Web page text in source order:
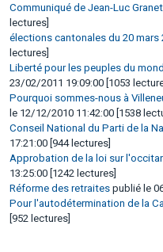
Communiqué de Jean-Luc Granet
lectures]
élections cantonales du 20 mars
lectures]
Liberté pour les peuples du
23/02/2011 19:09:00 [1053
Pourquoi sommes-nous à
le 12/12/2010 11:42:00 [1538
Conseil National du Parti de la
17:21:00 [944 lectures]
Approbation de la loi sur
13:25:00 [1242 lectures]
Réforme des retraites publié le
Pour l'autodétermination de la
[952 lectures]